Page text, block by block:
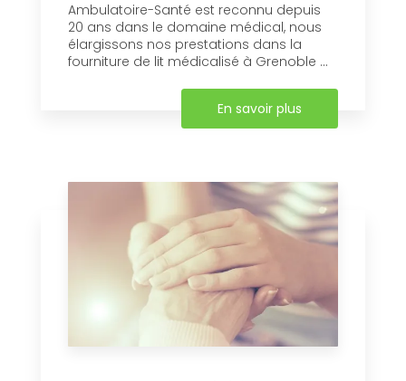
Ambulatoire-Santé est reconnu depuis
20 ans dans le domaine médical, nous
élargissons nos prestations dans la
fourniture de lit médicalisé à Grenoble ...
En savoir plus